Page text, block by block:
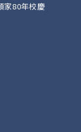
家80年校慶